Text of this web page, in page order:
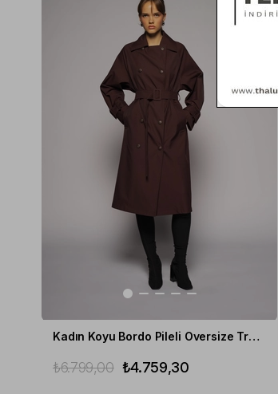
Kadın Koyu Bordo Pileli Oversize Trençkot
₺4.759,30
₺6.799,00